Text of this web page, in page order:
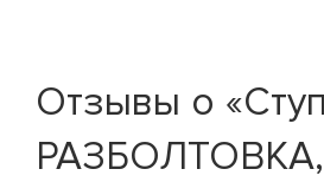
Отзывы о
РАЗБОЛТОВКА,